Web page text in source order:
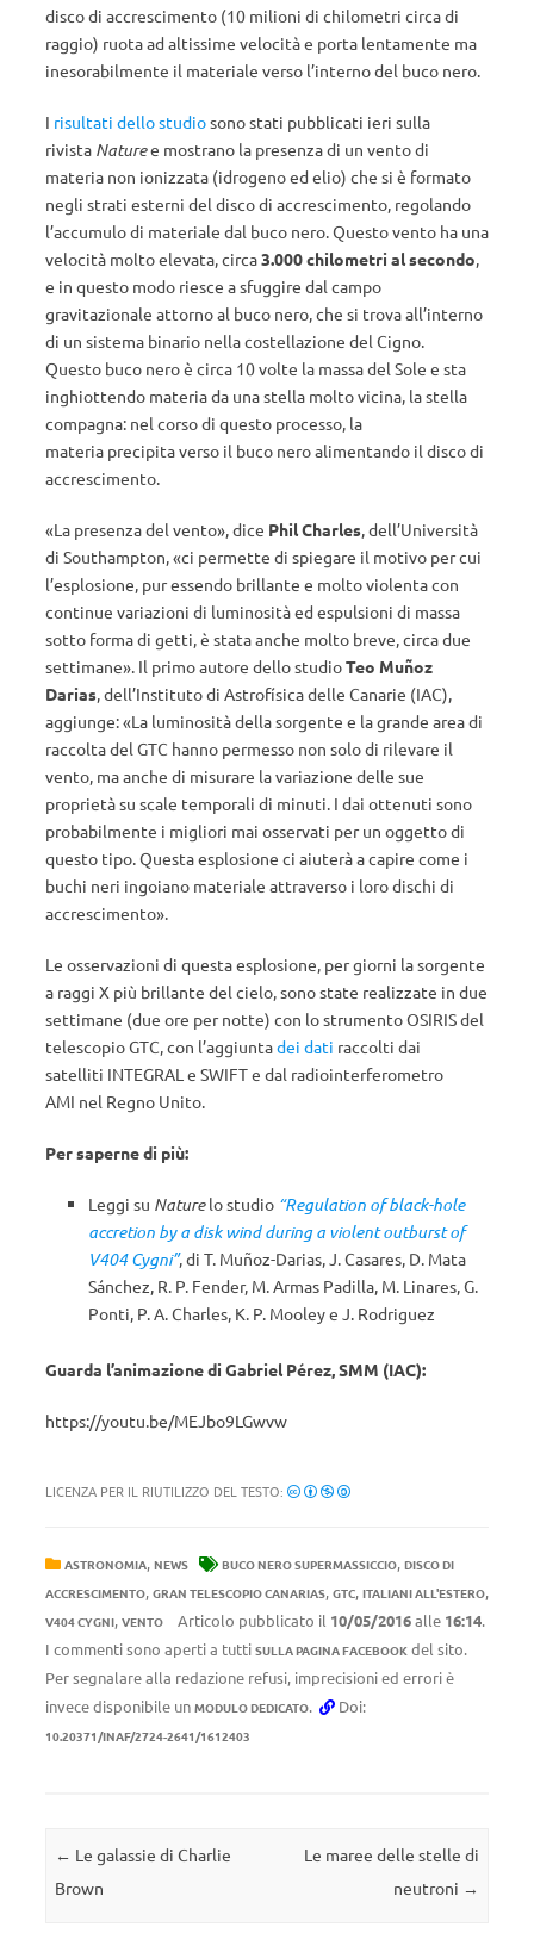
disco di accrescimento (10 milioni di chilometri circa di
raggio) ruota ad altissime velocità e porta lentamente ma
inesorabilmente il materiale verso l’interno del buco nero.
I risultati dello studiosono stati pubblicati ieri sulla
rivista Naturee mostrano la presenza di un vento di
materia non ionizzata (idrogeno ed elio) che si è formato
negli strati esterni del disco di accrescimento, regolando
l’accumulo di materiale dal buco nero. Questo vento ha una
velocità molto elevata, circa3.000 chilometri al secondo,
e in questo modo riesce a sfuggire dal campo
gravitazionale attorno al buco nero, che si trova all’interno
di un sistema binario nella costellazione del Cigno.
Questo buco nero è circa 10 volte la massa del Sole e sta
inghiottendo materia da una stella molto vicina, la stella
compagna: nel corso di questo processo, la
materia precipita verso il buco nero alimentando il disco di
accrescimento.
«La presenza del vento», dice Phil Charles, dell’Università
di Southampton, «ci permette di spiegare il motivo per cui
l’esplosione, pur essendo brillante e molto violenta con
continue variazioni di luminosità ed espulsioni di massa
sotto forma di getti, è stata anche molto breve, circa due
settimane». Il primo autore dello studioTeo Muñoz
Darias, dell’Instituto di Astrofísica delle Canarie (IAC),
aggiunge: «La luminosità della sorgente e la grande area di
raccolta del GTC hanno permesso non solo di rilevare il
vento, ma anche di misurare la variazione delle sue
proprietà su scale temporali di minuti. I dai ottenuti sono
probabilmente i migliori mai osservati per un oggetto di
questo tipo. Questa esplosione ci aiuterà a capire come i
buchi neri ingoiano materiale attraverso i loro dischi di
accrescimento».
Le osservazioni di questa esplosione, per giorni la sorgente
a raggi X più brillante del cielo, sono state realizzate in due
settimane (due ore per notte) con lo strumento OSIRIS del
telescopio GTC, con l’aggiuntadei dati raccolti dai
satelliti INTEGRAL e SWIFT e dal radiointerferometro
AMI nel Regno Unito.
Per saperne di più:
Leggi su Naturelo studio “Regulation of black-hole
accretion by a disk wind during a violent outburst of
V404 Cygni”, di T. Muñoz-Darias, J. Casares, D. Mata
Sánchez, R. P. Fender, M. Armas Padilla, M. Linares, G.
Ponti, P. A. Charles, K. P. Mooley e J. Rodriguez
Guarda l’animazione di Gabriel Pérez, SMM (IAC):
https://youtu.be/MEJbo9LGwvw
LICENZA PER IL RIUTILIZZO DEL TESTO:
ASTRONOMIA, NEWS BUCO NERO SUPERMASSICCIO, DISCO DI
ACCRESCIMENTO, GRAN TELESCOPIO CANARIAS, GTC, ITALIANI ALL'ESTERO,
V404 CYGNI, VENTO Articolo pubblicato il 10/05/2016alle 16:14.
I commenti sono aperti a tutti SULLA PAGINA FACEBOOK del sito.
Per segnalare alla redazione refusi, imprecisioni ed errori è
invece disponibile un MODULO DEDICATO. Doi:
10.20371/INAF/2724-2641/1612403
Navigazione articolo
← Le galassie di Charlie
Brown
Le maree delle stelle di
neutroni →